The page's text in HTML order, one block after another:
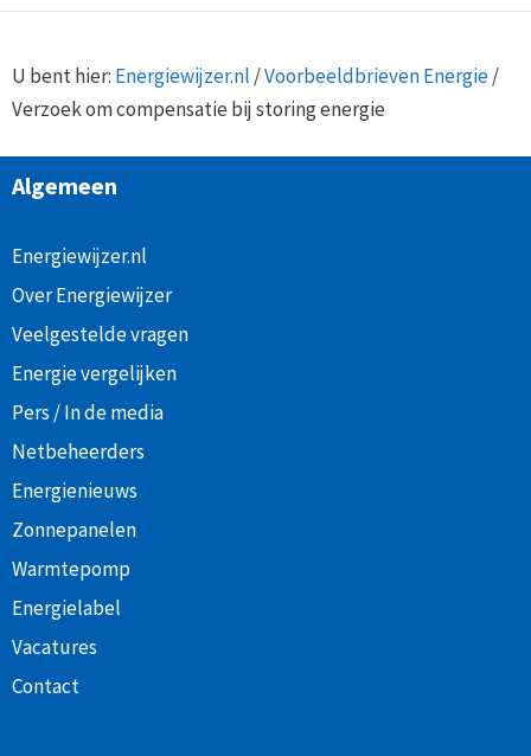
U bent hier: Energiewijzer.nl/Voorbeeldbrieven Energie/
Verzoek om compensatie bij storing energie
Algemeen
Energiewijzer.nl
Over Energiewijzer
Veelgestelde vragen
Energie vergelijken
Pers / In de media
Netbeheerders
Energienieuws
Zonnepanelen
Warmtepomp
Energielabel
Vacatures
Contact